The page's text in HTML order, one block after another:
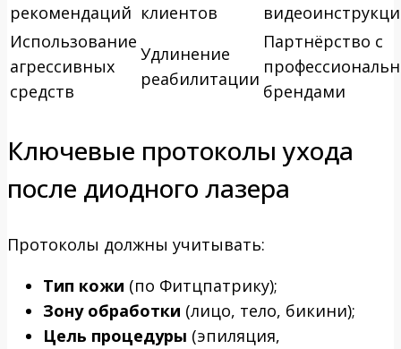
рекомендаций клиентов
Использование
агрессивных
средств
Удлинение
реабилитации
Партнёрство с
брендами
Ключевые протоколы ухода
после диодного лазера
Протоколы должны учитывать:
Тип кожи (по Фитцпатрику);
Зону обработки (лицо, тело, бикини);
Цель процедуры (эпиляция,